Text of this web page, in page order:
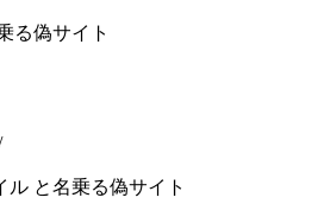
る偽サイト
と名乗る偽サイト